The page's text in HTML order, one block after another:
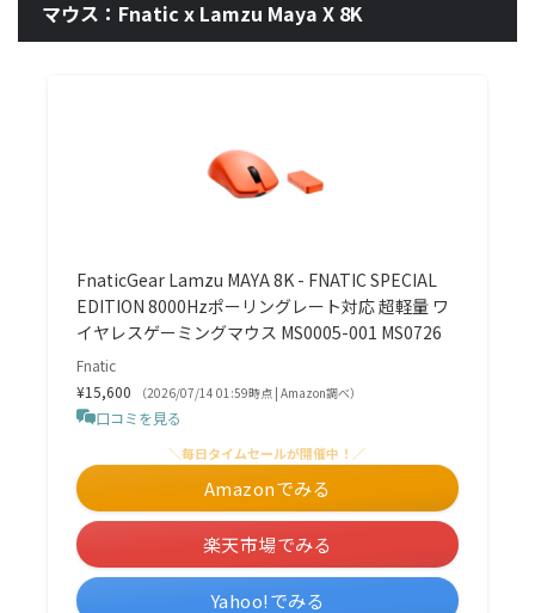
マウス：Fnatic x Lamzu Maya X 8K
FnaticGear Lamzu MAYA 8K - FNATIC SPECIAL
EDITION 8000Hzポーリングレート対応 超軽量 ワ
イヤレスゲーミングマウス MS0005-001 MS0726
Fnatic
¥15,600
（2026/07/14 01:59時点 | Amazon調べ）
口コミを見る
＼毎日タイムセールが開催中！／
Amazonでみる
楽天市場でみる
Yahoo!でみる